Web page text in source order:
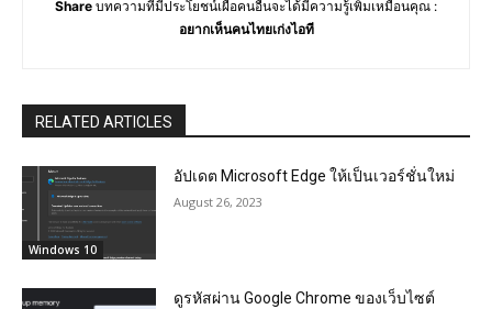
Share บทความที่มีประโยชน์เผื่อคนอื่นจะได้มีความรู้เพิ่มเหมือนคุณ :
อยากเห็นคนไทยเก่งไอที
RELATED ARTICLES
Windows 10
อัปเดต Microsoft Edge ให้เป็นเวอร์ชั่นใหม่
August 26, 2023
ดูรหัสผ่าน Google Chrome ของเว็บไซต์